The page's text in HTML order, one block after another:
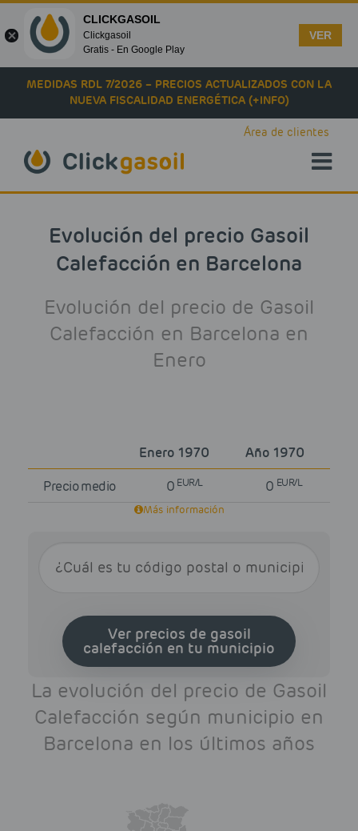
Skip to main content
MEDIDAS RDL 7/2026 – PRECIOS ACTUALIZADOS CON LA
NUEVA FISCALIDAD ENERGÉTICA (+INFO)
Área de clientes
Evolución del precio Gasoil
Calefacción en Barcelona
Evolución del precio de Gasoil
Calefacción en Barcelona en
Enero
Enero 1970
Año 1970
Precio medio
0 EUR/L 0 EUR/L
Más información
Ver precios de gasoil
calefacción en tu municipio
La evolución del precio de Gasoil
Calefacción según municipio en
Barcelona en los últimos años
CLICKGASOIL
Clickgasoil
Gratis - En Google Play
VER